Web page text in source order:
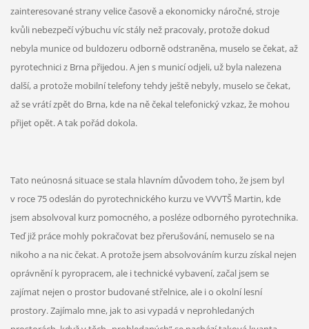
zainteresované strany velice časově a ekonomicky náročné, stroje
kvůli nebezpečí výbuchu víc stály než pracovaly, protože dokud
nebyla munice od buldozeru odborně odstraněna, muselo se čekat, až
pyrotechnici z Brna přijedou. A jen s municí odjeli, už byla nalezena
další, a protože mobilní telefony tehdy ještě nebyly, muselo se čekat,
až se vrátí zpět do Brna, kde na ně čekal telefonický vzkaz, že mohou
přijet opět. A tak pořád dokola.
Tato neúnosná situace se stala hlavním důvodem toho, že jsem byl
v roce 75 odeslán do pyrotechnického kurzu ve VVVTŠ Martin, kde
jsem absolvoval kurz pomocného, a posléze odborného pyrotechnika.
Teď již práce mohly pokračovat bez přerušování, nemuselo se na
nikoho a na nic čekat. A protože jsem absolvováním kurzu získal nejen
oprávnění k pyropracem, ale i technické vybavení, začal jsem se
zajímat nejen o prostor budované střelnice, ale i o okolní lesní
prostory. Zajímalo mne, jak to asi vypadá v neprohledaných